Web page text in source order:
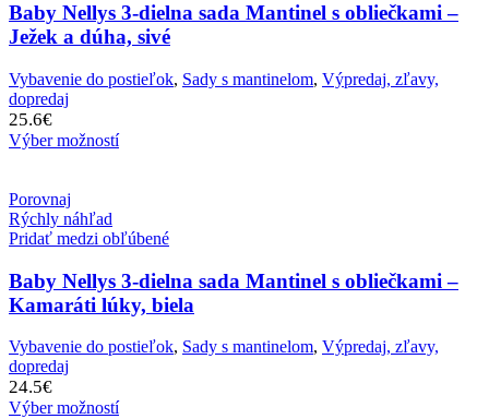
Baby Nellys 3-dielna sada Mantinel s obliečkami –
Ježek a dúha, sivé
Vybavenie do postieľok, Sady s mantinelom, Výpredaj, zľavy,
dopredaj
25.6€
Výber možností
Porovnaj
Rýchly náhľad
Pridať medzi obľúbené
Baby Nellys 3-dielna sada Mantinel s obliečkami –
Kamaráti lúky, biela
Vybavenie do postieľok, Sady s mantinelom, Výpredaj, zľavy,
dopredaj
24.5€
Výber možností